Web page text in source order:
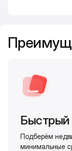
Быстрый
Подберём
минимальные